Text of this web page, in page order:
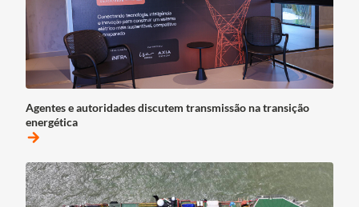
Agentes e autoridades discutem transmissão na transição
energética
arrow_forward